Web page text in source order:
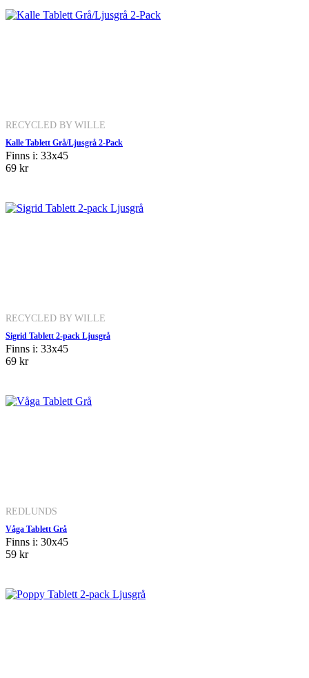
RECYCLED BY WILLE
Kalle Tablett Grå/Ljusgrå 2-Pack
Finns i: 33x45
69 kr
RECYCLED BY WILLE
Sigrid Tablett 2-pack Ljusgrå
Finns i: 33x45
69 kr
REDLUNDS
Våga Tablett Grå
Finns i: 30x45
59 kr